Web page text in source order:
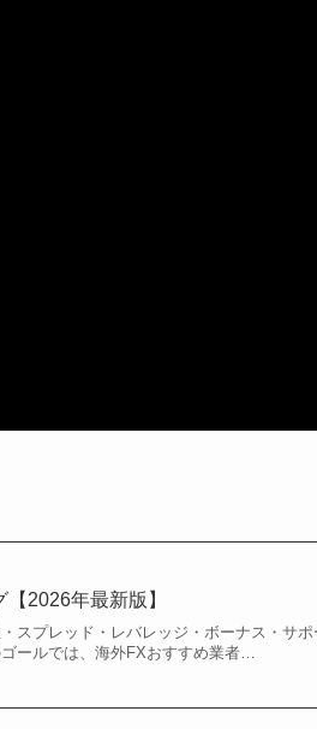
2026年最新版】
スプレッド・レバレッジ・ボーナス・サポ
ールでは、海外FXおすすめ業者…